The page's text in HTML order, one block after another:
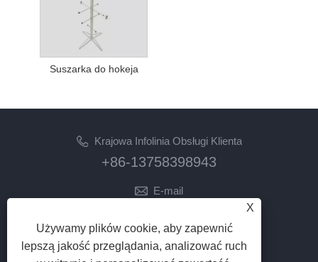
Suszarka do hokeja
Krajowa Infolinia Obsługi Klienta
+86-13758398943
E-mail
junmetal.hardware.ltd@gmail.com
PODĄŻAJ ZA NAMI
X
Używamy plików cookie, aby zapewnić
lepszą jakość przeglądania, analizować ruch